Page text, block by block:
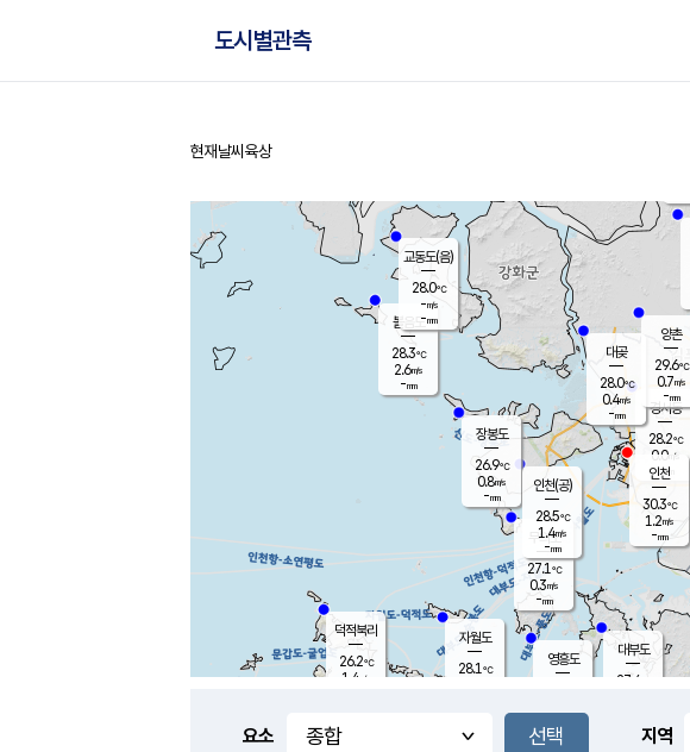
도시별관측
홈
현재날씨 육상
풍도
무의도
27.1℃
0.3m/s
-mm
영흥도
볼음도
28.3℃
2.6m/s
-mm
자월도
28.1℃
장봉도
26.9℃
0.8m/s
-mm
대부도
27.4
경서동
28.2℃
0.0m/s
-mm
대곶
28.0℃
0.4m/s
-mm
양촌
29.6℃
0.7m/s
-mm
덕적북리
26.2℃
1.4 m/s
인천(공)
28.5℃
1.4m/s
-mm
교동도(음)
28.0℃
-m/s
-mm
인천
30.3℃
1.2m/s
-mm
요소 지역